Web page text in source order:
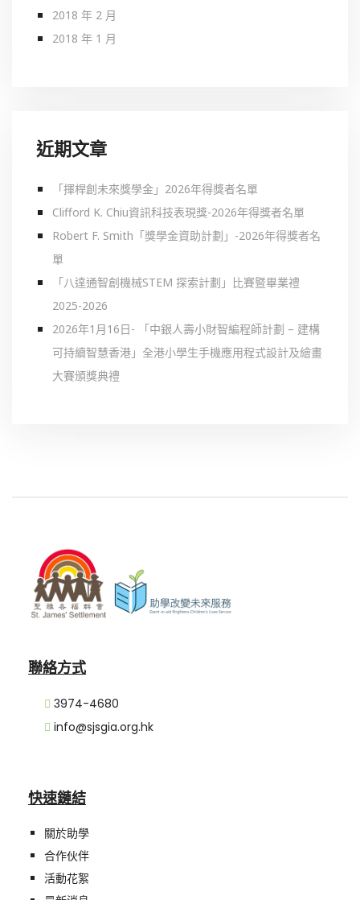
2018 年 2 月
2018 年 1 月
近期文章
「揮桿創未來獎學金」2026年得獎者名單
Clifford K. Chiu資訊科技表現獎-2026年得獎者名單
Robert F. Smith「獎學金資助計劃」-2026年得獎者名
單
「八達通智創機械STEM 探索計劃」比賽暨畢業禮
2025-2026
2026年1月16日- 「中銀人壽小財智編程師計劃 – 建構
可持續智慧香港」全港小學生手機應用程式設計及繪畫
大賽頒獎典禮
聯絡方式
3974-4680
info@sjsgia.org.hk
快速鏈結
關於助學
合作伙伴
活動花絮